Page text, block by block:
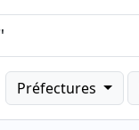
Préfectures